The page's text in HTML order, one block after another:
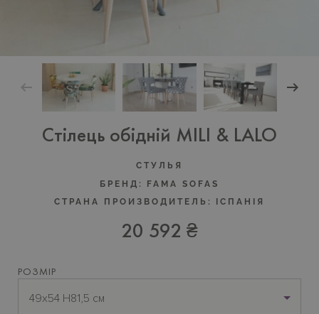
Cтілець обідній MILI & LALO
CТУЛЬЯ
БРЕНД:
FAMA SOFAS
СТРАНА ПРОИЗВОДИТЕЛЬ:
IСПАНIЯ
20 592 ₴
РОЗМІР
49х54 H81,5 см